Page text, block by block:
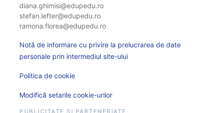
diana.ghimisi@edupedu.ro
stefan.lefter@edupedu.ro
ramona.florea@edupedu.ro
Notă de informare cu privire la prelucrarea de date
personale prin intermediul site-ului
Politica de cookie
Modifică setarile cookie-urilor
PUBLICITATE ȘI PARTENERIATE